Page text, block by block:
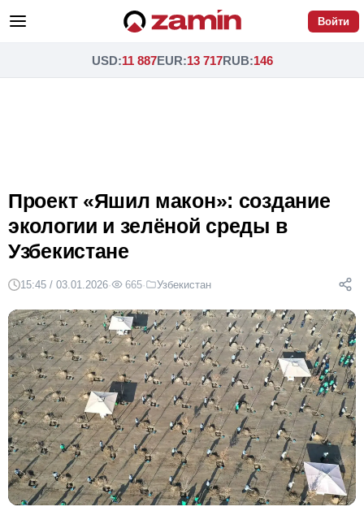
Войти
USD:11 887EUR:13 717RUB:146
Проект «Яшил макон»: создание
экологии и зелёной среды в
Узбекистане
15:45 / 03.01.2026· 665· Узбекистан